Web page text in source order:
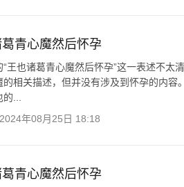
青心魔然后怀孕
“王也诸葛青心魔然后怀孕”这一表述不太
的相关描述，但并没有涉及到怀孕的内
...
2024年08月25日 18:18
青心魔然后怀孕